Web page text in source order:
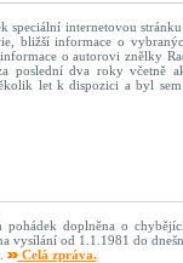
speciální internetovou
bližší informace o
o autorovi znělky
poslední dva roky včetně
let k dispozici a byl
pohádek doplněna o
vysílání od 1.1.1981 do
Celá zpráva.